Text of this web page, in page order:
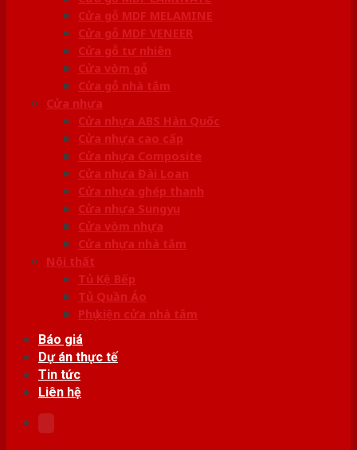
Cửa gỗ MDF MELAMINE
Cửa gỗ MDF VENEER
Cửa gỗ tự nhiên
Cửa vòm gỗ
Cửa gỗ nhà tắm
Cửa nhựa
Cửa nhựa ABS Hàn Quốc
Cửa nhựa cao cấp
Cửa nhựa Composite
Cửa nhựa Đài Loan
Cửa nhựa ghép thanh
Cửa nhựa Sungyu
Cửa vòm nhựa
Cửa nhựa nhà tắm
Nội thất
Tủ Kệ Bếp
Tủ Quần Áo
Phụ kiện cửa nhà tắm
Báo giá
Dự án thực tế
Tin tức
Liên hệ